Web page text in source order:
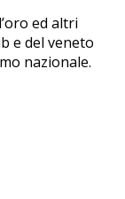
ed altri
e del veneto
nazionale.